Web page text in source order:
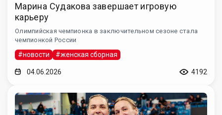
Марина Судакова завершает игровую
карьеру
Олимпийская чемпионка в заключительном сезоне стала
чемпионкой России
#новости #женская сборная
04.06.2026 4192